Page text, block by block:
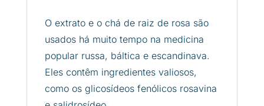
O extrato e o chá de raiz de rosa são
usados ​​há muito tempo na medicina
popular russa, báltica e escandinava.
Eles contêm ingredientes valiosos,
como os glicosídeos fenólicos rosavina